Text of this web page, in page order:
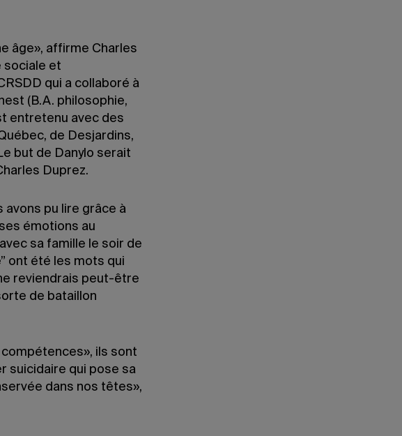
âge», affirme Charles
sociale et
qui a collaboré à
(B.A. philosophie,
entretenu avec des
de Desjardins,
but de Danylo serait
Duprez.
avons pu lire grâce à
émotions au
sa famille le soir de
ont été les mots qui
reviendrais peut-être
de bataillon
ils sont
suicidaire qui pose sa
dans nos têtes»,